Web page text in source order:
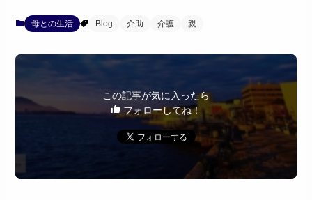
母との生活 Blog 介助 介護 親
この記事が気に入ったら
フォローしてね！